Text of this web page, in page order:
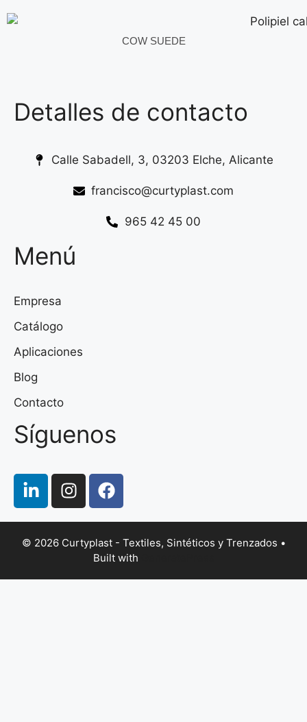
COW SUEDE
Detalles de contacto
Calle Sabadell, 3, 03203 Elche, Alicante
francisco@curtyplast.com
965 42 45 00
Menú
Empresa
Catálogo
Aplicaciones
Blog
Contacto
Síguenos
© 2026 Curtyplast - Textiles, Sintéticos y Trenzados •
Built with